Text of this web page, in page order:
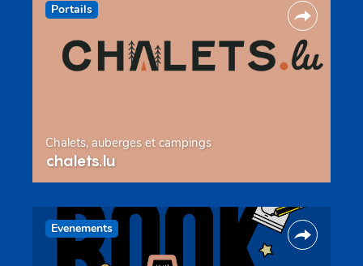
Portails
Chalets, auberges et campings
chalets.lu
Evenements